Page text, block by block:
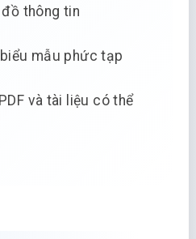
thông tin
mẫu phức tạp
và tài liệu có thể